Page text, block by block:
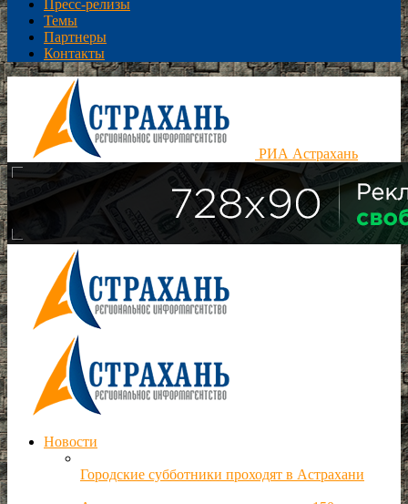
Пресс-релизы
Темы
Партнеры
Контакты
РИА Астрахань
Новости
Городские субботники проходят в Астрахани